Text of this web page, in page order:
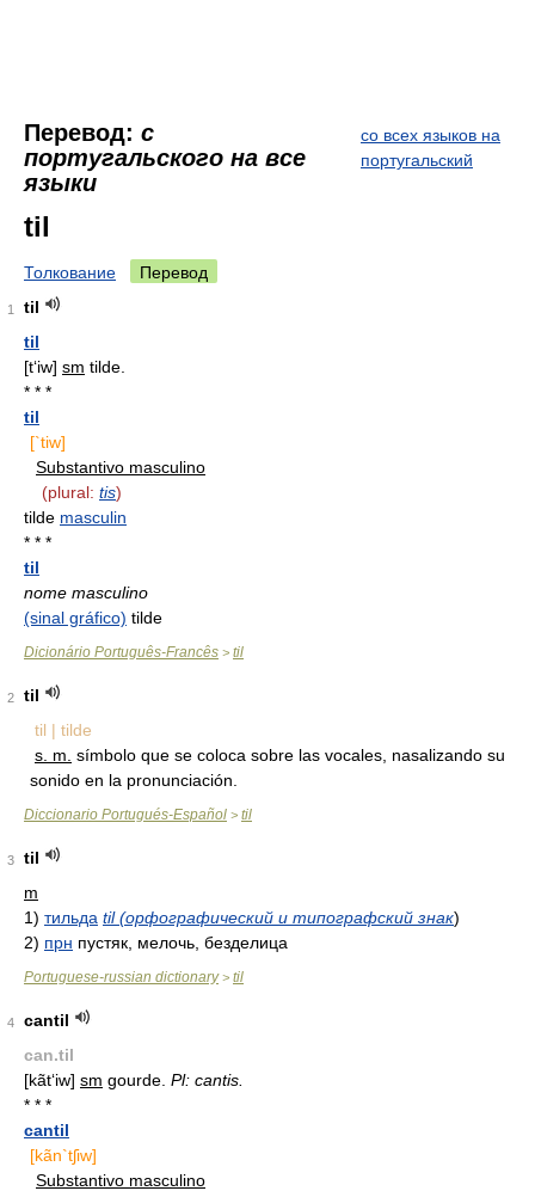
Перевод: с
португальского на все
языки
со всех языков на
португальский
til
Толкование Перевод
1
til
til
[t‘iw] sm tilde.
* * *
til
[`tiw]
Substantivo masculino
(plural: tis)
tilde masculin
* * *
til
nome masculino
(sinal gráfico) tilde
Dicionário Português-Francês > til
2
til
til | tilde
s. m. símbolo que se coloca sobre las vocales, nasalizando su
sonido en la pronunciación.
Diccionario Portugués-Español > til
3
til
m
1) тильда til (орфографический и типографский знак)
2) прн пустяк, мелочь, безделица
Portuguese-russian dictionary> til
4
cantil
can.til
[kãt‘iw] sm gourde. Pl: cantis.
* * *
cantil
[kãn`tʃiw]
Substantivo masculino